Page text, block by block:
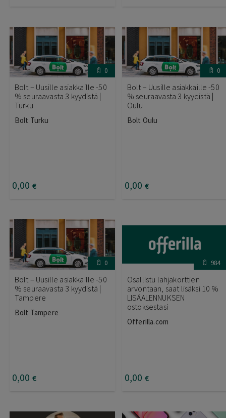
0
Bolt – Uusille asiakkaille -50
% seuraavasta 3 kyydistä |
Turku
Bolt Turku
0,00 €
0
Bolt – Uusille asiakkaille -50
% seuraavasta 3 kyydistä |
Oulu
Bolt Oulu
0,00 €
0
Bolt – Uusille asiakkaille -50
% seuraavasta 3 kyydistä |
Tampere
Bolt Tampere
0,00 €
984
Osallistu lahjakorttien
arvontaan, saat lisäksi 10 %
LISÄALENNUKSEN
ostoksestasi
Offerilla.com
0,00 €